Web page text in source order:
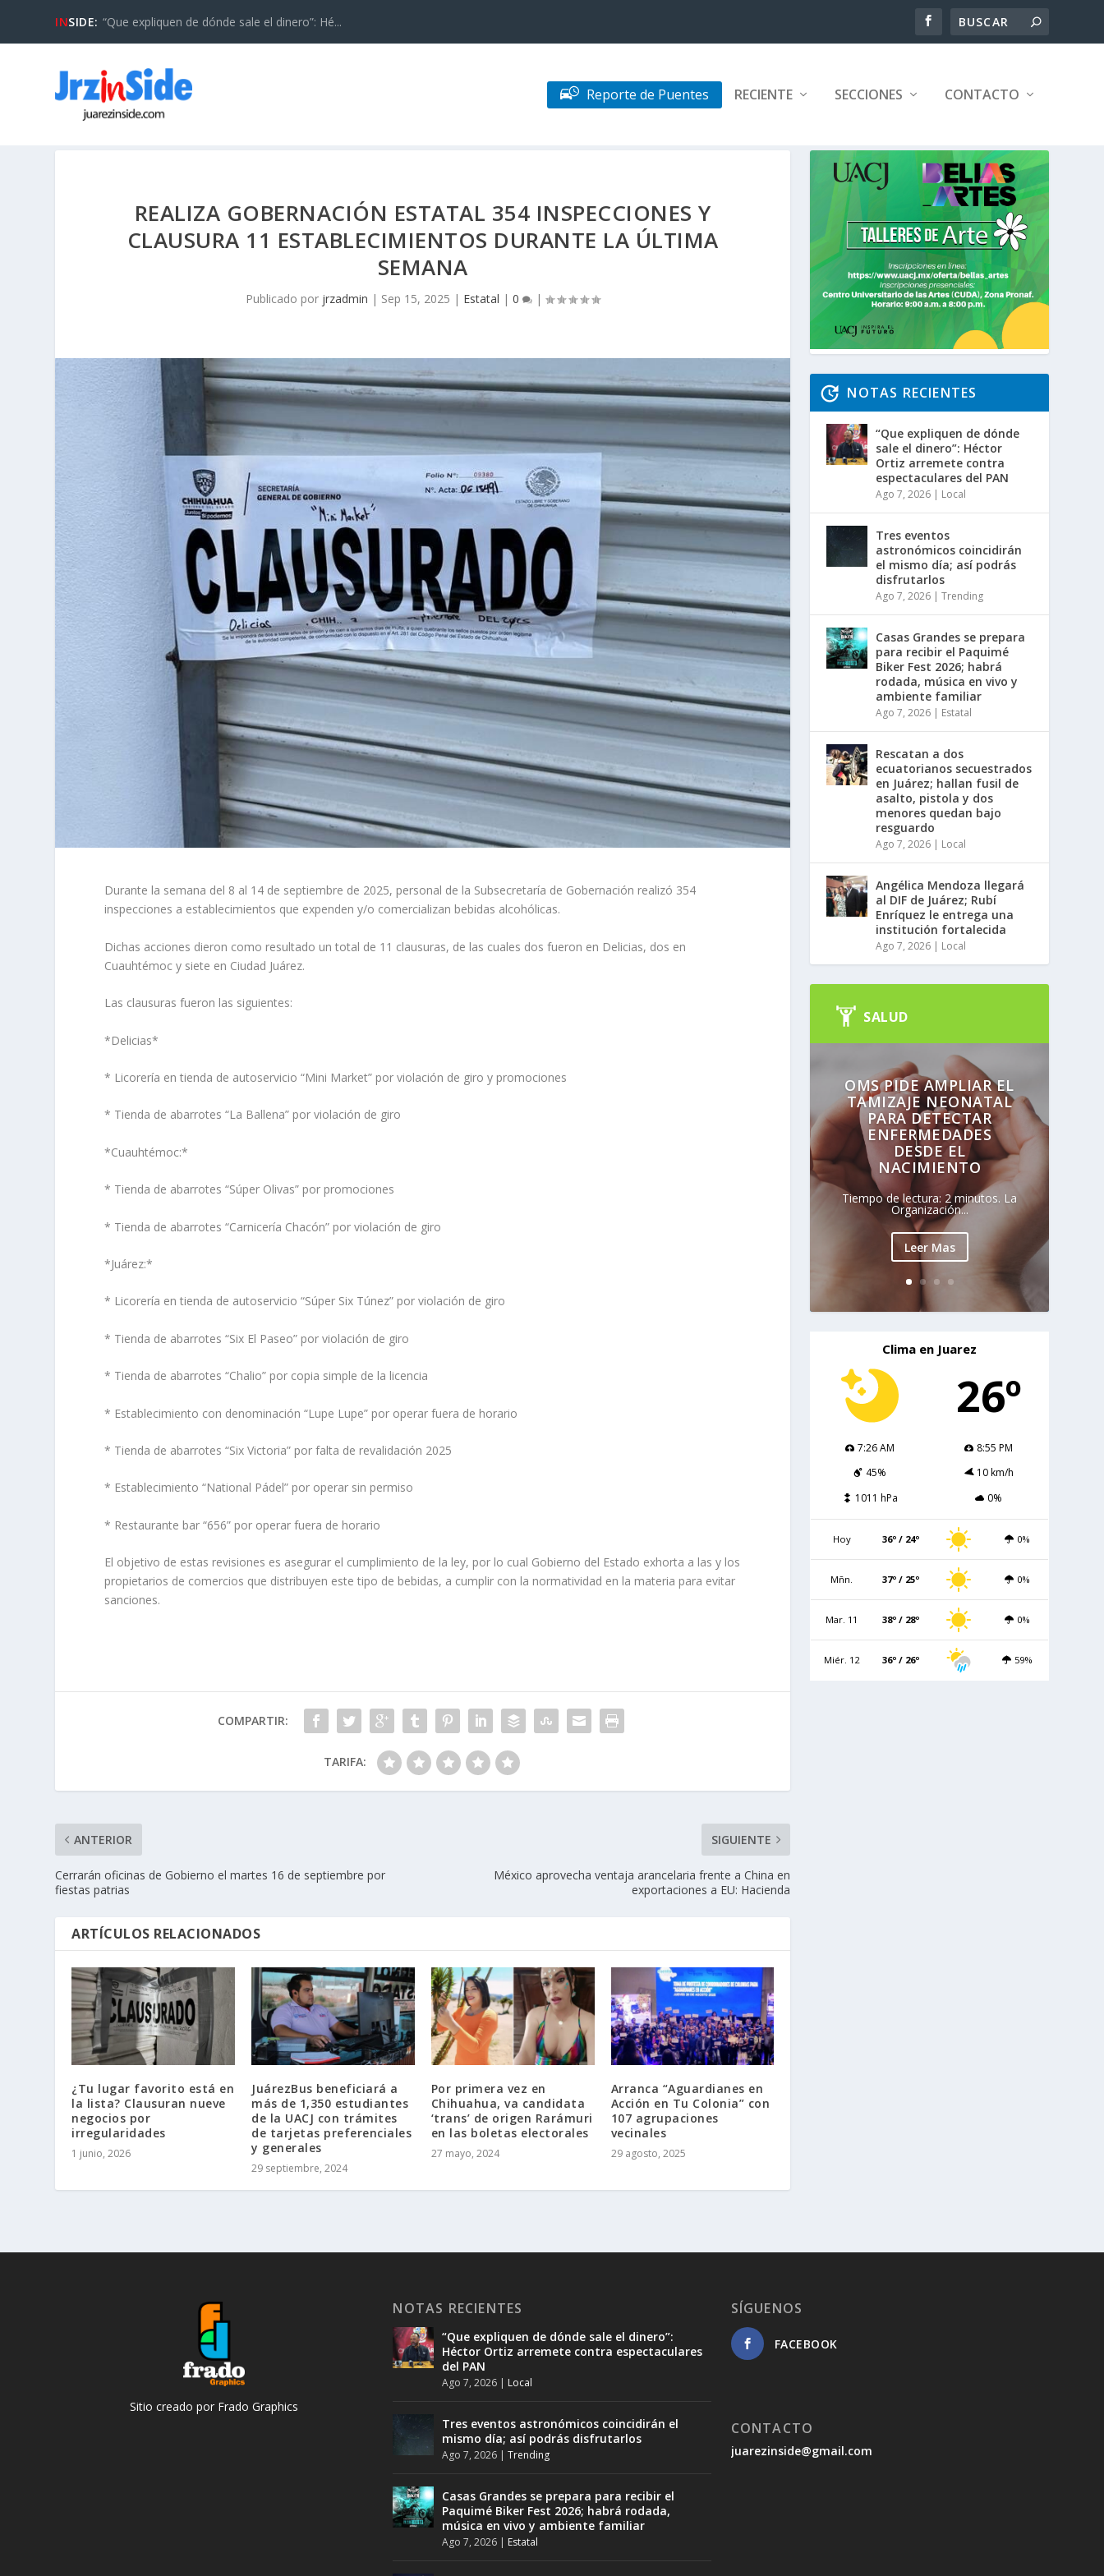
INSIDE: “Que expliquen de dónde sale el dinero”: Hé...
Reporte de Puentes RECIENTE SECCIONES CONTACTO
REALIZA GOBERNACIÓN ESTATAL 354 INSPECCIONES Y
CLAUSURA 11 ESTABLECIMIENTOS DURANTE LA ÚLTIMA
SEMANA
Publicado por jrzadmin | Sep 15, 2025 | Estatal |0 |
Durante la semana del 8 al 14 de septiembre de 2025, personal de la Subsecretaría de Gobernación realizó 354
inspecciones a establecimientos que expenden y/o comercializan bebidas alcohólicas.
Dichas acciones dieron como resultado un total de 11 clausuras, de las cuales dos fueron en Delicias, dos en
Cuauhtémoc y siete en Ciudad Juárez.
Las clausuras fueron las siguientes:
*Delicias*
* Licorería en tienda de autoservicio “Mini Market” por violación de giro y promociones
* Tienda de abarrotes “La Ballena” por violación de giro
*Cuauhtémoc:*
* Tienda de abarrotes “Súper Olivas” por promociones
* Tienda de abarrotes “Carnicería Chacón” por violación de giro
*Juárez:*
* Licorería en tienda de autoservicio “Súper Six Túnez” por violación de giro
* Tienda de abarrotes “Six El Paseo” por violación de giro
* Tienda de abarrotes “Chalio” por copia simple de la licencia
* Establecimiento con denominación “Lupe Lupe” por operar fuera de horario
* Tienda de abarrotes “Six Victoria” por falta de revalidación 2025
* Establecimiento “National Pádel” por operar sin permiso
* Restaurante bar “656” por operar fuera de horario
El objetivo de estas revisiones es asegurar el cumplimiento de la ley, por lo cual Gobierno del Estado exhorta a las y los
propietarios de comercios que distribuyen este tipo de bebidas, a cumplir con la normatividad en la materia para evitar
sanciones.
COMPARTIR:
TARIFA:
ANTERIOR
Cerrarán oficinas de Gobierno el martes 16 de septiembre por
fiestas patrias
SIGUIENTE
México aprovecha ventaja arancelaria frente a China en
exportaciones a EU: Hacienda
ARTÍCULOS RELACIONADOS
¿Tu lugar favorito está en
la lista? Clausuran nueve
negocios por
irregularidades
1 junio, 2026
JuárezBus beneficiará a
más de 1,350 estudiantes
de la UACJ con trámites
de tarjetas preferenciales
y generales
29 septiembre, 2024
Por primera vez en
Chihuahua, va candidata
‘trans’ de origen Rarámuri
en las boletas electorales
27 mayo, 2024
Arranca “Aguardianes en
Acción en Tu Colonia” con
107 agrupaciones
vecinales
29 agosto, 2025
NOTAS RECIENTES
“Que expliquen de dónde
sale el dinero”: Héctor
Ortiz arremete contra
espectaculares del PAN
Ago 7, 2026 | Local
Tres eventos
astronómicos coincidirán
el mismo día; así podrás
disfrutarlos
Ago 7, 2026 |Trending
Casas Grandes se prepara
para recibir el Paquimé
Biker Fest 2026; habrá
rodada, música en vivo y
ambiente familiar
Ago 7, 2026 | Estatal
Rescatan a dos
ecuatorianos secuestrados
en Juárez; hallan fusil de
asalto, pistola y dos
menores quedan bajo
resguardo
Ago 7, 2026 | Local
Angélica Mendoza llegará
al DIF de Juárez; Rubí
Enríquez le entrega una
institución fortalecida
Ago 7, 2026 | Local
SALUD
OMS PIDE AMPLIAR EL
TAMIZAJE NEONATAL
PARA DETECTAR
ENFERMEDADES
DESDE EL
NACIMIENTO
Tiempo de lectura: 2 minutos. La
Organización...
Leer Mas
Clima en Juarez
26º
7:26 AM
8:55 PM
45%
10 km/h
1011 hPa
0%
Hoy 36º / 24º 0%
Mñn. 37º / 25º 0%
Mar. 11 38º / 28º 0%
Miér. 12 36º / 26º 59%
Sitio creado por Frado Graphics
NOTAS RECIENTES
“Que expliquen de dónde sale el dinero”:
Héctor Ortiz arremete contra espectaculares
del PAN
Ago 7, 2026 | Local
Tres eventos astronómicos coincidirán el
mismo día; así podrás disfrutarlos
Ago 7, 2026 |Trending
Casas Grandes se prepara para recibir el
Paquimé Biker Fest 2026; habrá rodada,
música en vivo y ambiente familiar
Ago 7, 2026 | Estatal
SÍGUENOS
FACEBOOK
CONTACTO
juarezinside@gmail.com